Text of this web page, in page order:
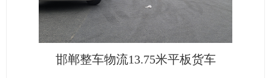
邯郸整车物流13.75米平板货车